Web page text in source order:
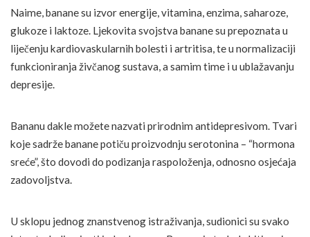
Naime, banane su izvor energije, vitamina, enzima, saharoze,
glukoze i laktoze. Ljekovita svojstva banane su prepoznata u
liječenju kardiovaskularnih bolesti i artritisa, te u normalizaciji
funkcioniranja živčanog sustava, a samim time i u ublažavanju
depresije.
Bananu dakle možete nazvati prirodnim antidepresivom. Tvari
koje sadrže banane potiču proizvodnju serotonina – “hormona
sreće”, što dovodi do podizanja raspoloženja, odnosno osjećaja
zadovoljstva.
U sklopu jednog znanstvenog istraživanja, sudionici su svako